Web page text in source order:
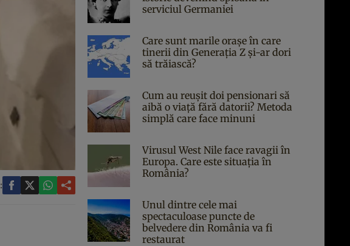
serviciul Germaniei
Care sunt marile orașe în care
tinerii din Generația Z și-ar dori
să trăiască?
Cum au reușit doi pensionari să
aibă o viață fără datorii? Metoda
simplă care face minuni
Virusul West Nile face ravagii în
Europa. Care este situația în
România?
Unul dintre cele mai
spectaculoase puncte de
belvedere din România va fi
restaurat